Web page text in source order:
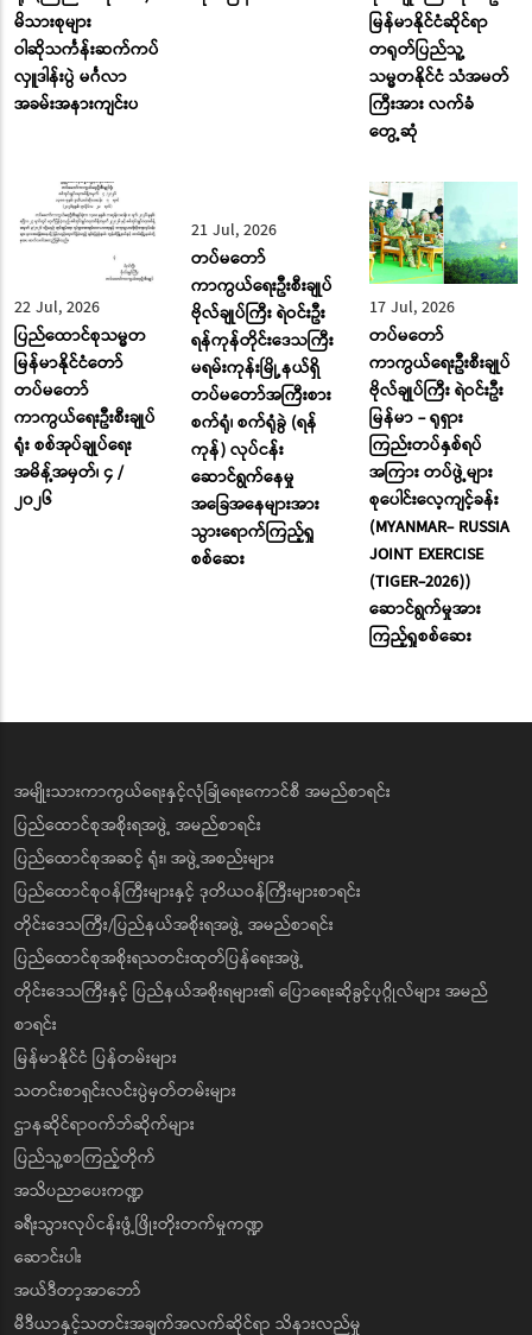
ရုံး (ကြည်း၊ ရေ၊ လေ)
မိသားစုများ
ဝါဆိုသင်္ကန်းဆက်ကပ်
လှူဒါန်းပွဲ မင်္ဂလာ
ဗိုလ်ချုပ်ကြီး ရဲဝင်းဦး
မြန်မာနိုင်ငံဆိုင်ရာ
တရုတ်ပြည်သူ့
သမ္မတနိုင်ငံ သံအမတ်
ကြီးအား လက်ခံ
22 Jul, 2026
ပြည်ထောင်စုသမ္မတ
မြန်မာနိုင်ငံတော်
တပ်မတော်
ကာကွယ်ရေးဦးစီးချုပ်
ရုံး စစ်အုပ်ချုပ်ရေး
အမိန့်အမှတ်၊ ၄ /
21 Jul, 2026
တပ်မတော်
ကာကွယ်ရေးဦးစီးချုပ်
ဗိုလ်ချုပ်ကြီး ရဲဝင်းဦး
ရန်ကုန်တိုင်းဒေသကြီး
မရမ်းကုန်းမြို့နယ်ရှိ
တပ်မတော်အကြီးစား
စက်ရုံ၊ စက်ရုံခွဲ (ရန်
ကုန်) လုပ်ငန်း
17 Jul, 2026
တပ်မတော်
ကာကွယ်ရေးဦးစီးချုပ်
ဗိုလ်ချုပ်ကြီး ရဲဝင်းဦး
မြန်မာ - ရုရှား
ကြည်းတပ်နှစ်ရပ်
အကြား တပ်ဖွဲ့များ
စုပေါင်းလေ့ကျင့်ခန်း
(MYANMAR- RUSSIA
JOINT EXERCISE
(TIGER-2026))
ဆောင်ရွက်မှုအား
အမျိုးသားကာကွယ်ရေးနှင့်လုံခြုံရေးကောင်စီ အမည်စာရင်း
ပြည်ထောင်စုအစိုးရအဖွဲ့ အမည်စာရင်း
ပြည်ထောင်စုအဆင့် ရုံး၊ အဖွဲ့အစည်းများ
ပြည်ထောင်စုဝန်ကြီးများနှင့် ဒုတိယဝန်ကြီးများစာရင်း
တိုင်းဒေသကြီး/ပြည်နယ်အစိုးရအဖွဲ့ အမည်စာရင်း
ပြည်ထောင်စုအစိုးရသတင်းထုတ်ပြန်ရေးအဖွဲ့
တိုင်းဒေသကြီးနှင့် ပြည်နယ်အစိုးရများ၏ ပြောရေးဆိုခွင့်ပုဂ္ဂိုလ်များ အမည်
စာရင်း
မြန်မာနိုင်ငံ ပြန်တမ်းများ
သတင်းစာရှင်းလင်းပွဲမှတ်တမ်းများ
ဌာနဆိုင်ရာဝက်ဘ်ဆိုက်များ
ပြည်သူ့စာကြည့်တိုက်
အသိပညာပေးကဏ္ဍ
ခရီးသွားလုပ်ငန်းဖွံ့ဖြိုးတိုးတက်မှုကဏ္ဍ
ဆောင်းပါး
အယ်ဒီတာ့အာဘော်